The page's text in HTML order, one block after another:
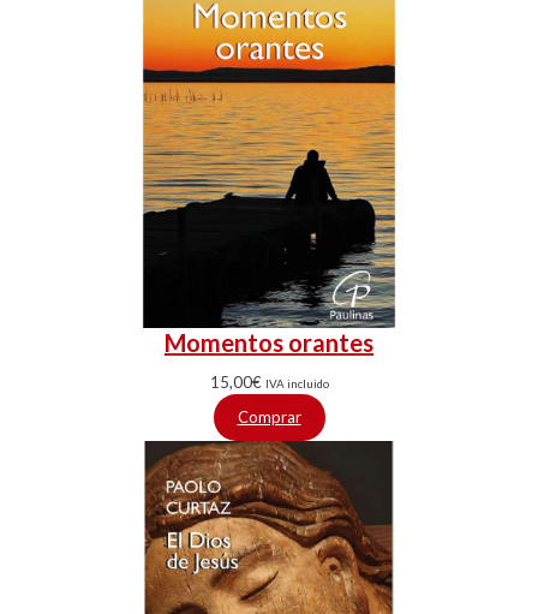
Momentos orantes
15,00€ IVA incluido
Comprar